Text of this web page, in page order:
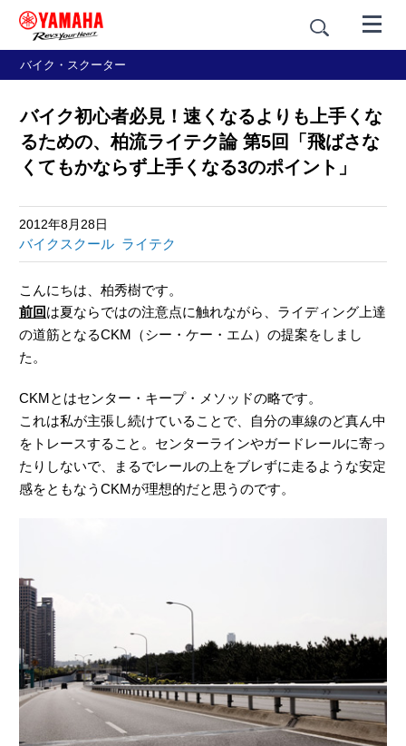
バイク・スクーター
バイク初心者必見！速くなるよりも上手くな
るための、柏流ライテク論 第5回「飛ばさな
くてもかならず上手くなる3のポイント」
2012年8月28日
バイクスクール ライテク
こんにちは、柏秀樹です。
前回は夏ならではの注意点に触れながら、ライディング上達
の道筋となるCKM（シー・ケー・エム）の提案をしまし
た。
CKMとはセンター・キープ・メソッドの略です。
これは私が主張し続けていることで、自分の車線のど真ん中
をトレースすること。センターラインやガードレールに寄っ
たりしないで、まるでレールの上をブレずに走るような安定
感をともなうCKMが理想的だと思うのです。